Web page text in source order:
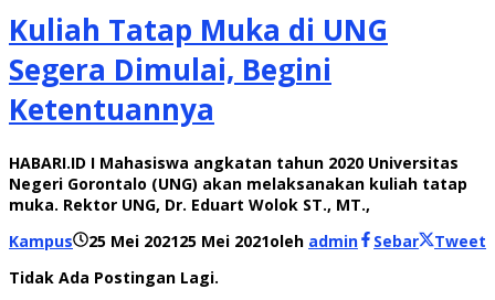
Kuliah Tatap Muka di UNG
Segera Dimulai, Begini
Ketentuannya
HABARI.ID I Mahasiswa angkatan tahun 2020 Universitas
Negeri Gorontalo (UNG) akan melaksanakan kuliah tatap
muka. Rektor UNG, Dr. Eduart Wolok ST., MT.,
Kampus
25 Mei 202125 Mei 2021oleh admin Sebar
Tweet
Tidak Ada Postingan Lagi.